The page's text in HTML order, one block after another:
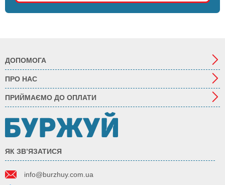
ДОПОМОГА
ПРО НАС
ПРИЙМАЄМО ДО ОПЛАТИ
ЯК ЗВ’ЯЗАТИСЯ
info@burzhuy.com.ua